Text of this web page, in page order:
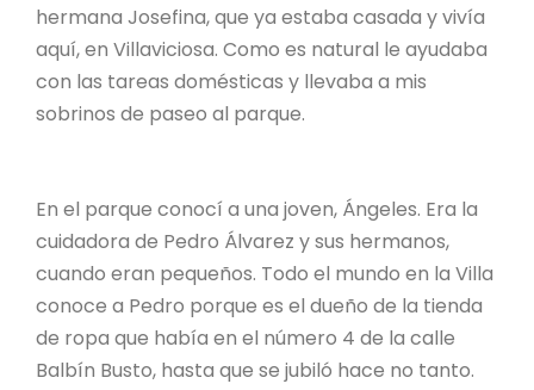
hermana Josefina, que ya estaba casada y vivía
aquí, en Villaviciosa. Como es natural le ayudaba
con las tareas domésticas y llevaba a mis
sobrinos de paseo al parque.
En el parque conocí a una joven, Ángeles. Era la
cuidadora de Pedro Álvarez y sus hermanos,
cuando eran pequeños. Todo el mundo en la Villa
conoce a Pedro porque es el dueño de la tienda
de ropa que había en el número 4 de la calle
Balbín Busto, hasta que se jubiló hace no tanto.